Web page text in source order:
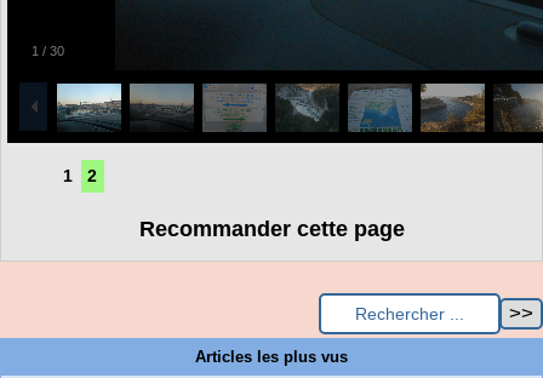
1 / 30
1 2
Recommander cette page
Articles les plus vus